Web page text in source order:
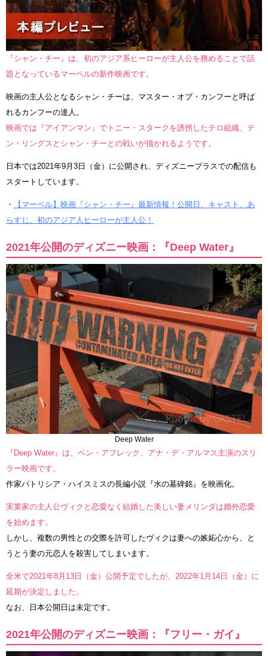
『シャン・チー』は、初のアジア系ヒーローが主人公を務めることで話
題となっているマーベルの新作映画です。
映画の主人公となるシャン・チーは、マスター・オブ・カンフーと呼ば
れるカンフーの達人。
映画では『アイアンマン』でトニー・スタークを誘拐したテロ組織、テ
ン・リングスとシャン・チーとの戦いが描かれるようです。
日本では2021年9月3日（金）に公開され、ディズニープラスでの配信も
スタートしています。
・
【マーベル】映画『シャン・チー』最新情報！公開日、キャスト、あ
らすじ、初のアジア人ヒーローが主人公！
2021年公開のディズニー映画：『Deep Water』
Deep Water
『Deep Water』は、ベン・アフレック、アナ・デ・アルマス主演のスリ
ラー映画です。
作家パトリシア・ハイスミスの長編小説『水の墓碑銘』を映画化。
実業家の主人公ヴィクと恋愛なく結婚した美しい妻メリンダは婚外恋愛
を始めます。
しかし、複数の男性との交際を許可したヴィクは妻への嫉妬心から、と
うとう妻の元恋人を殺害してしまいます。
全米で2021年8月13日（金）公開予定でしたが、2022年1月14日（金）に
延期が決定しました。
なお、日本公開日は未定です。
2021年公開のディズニー映画：『フリー・ガイ』